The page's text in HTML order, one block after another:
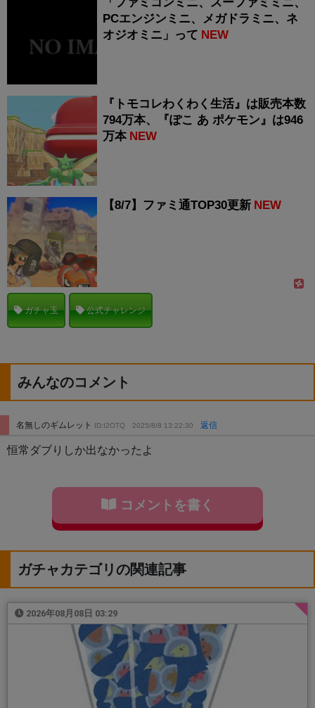
「ファミコンミニ、スーファミミニ、
PCエンジンミニ、メガドラミニ、ネ
オジオミニ」って NEW
『トモコレわくわく生活』は販売本数
794万本、『ぽこ あ ポケモン』は946
万本 NEW
【8/7】ファミ通TOP30更新 NEW
ガチャ玉 公式チャレンジ
みんなのコメント
名無しのギムレット ID:I2OTQ 2025/8/8 13:22:30 返信
恒常ダブりしか出なかったよ
コメントを書く
ガチャカテゴリの関連記事
2026年08月08日 03:29